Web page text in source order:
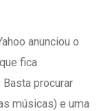
anunciou o
fica
procurar
músicas) e uma